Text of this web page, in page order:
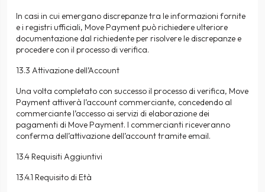
In casi in cui emergano discrepanze tra le informazioni fornite
e i registri ufficiali, Move Payment può richiedere ulteriore
documentazione dal richiedente per risolvere le discrepanze e
procedere con il processo di verifica.
13.3 Attivazione dell’Account
Una volta completato con successo il processo di verifica, Move
Payment attiverà l’account commerciante, concedendo al
commerciante l’accesso ai servizi di elaborazione dei
pagamenti di Move Payment. I commercianti riceveranno
conferma dell’attivazione dell’account tramite email.
13.4 Requisiti Aggiuntivi
13.4.1 Requisito di Età